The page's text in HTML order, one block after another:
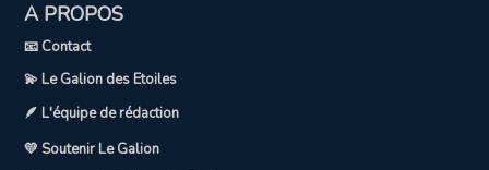
A PROPOS
📧 Contact
💫 Le Galion des Etoiles
🪶 L'équipe de rédaction
💛 Soutenir Le Galion